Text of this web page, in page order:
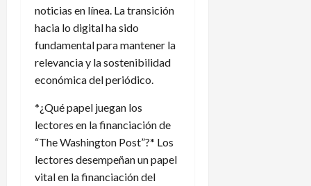
noticias en línea. La transición
hacia lo digital ha sido
fundamental para mantener la
relevancia y la sostenibilidad
económica del periódico.
*¿Qué papel juegan los
lectores en la financiación de
“The Washington Post”?* Los
lectores desempeñan un papel
vital en la financiación del